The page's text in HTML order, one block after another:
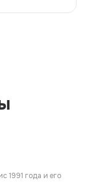
1991 года и его